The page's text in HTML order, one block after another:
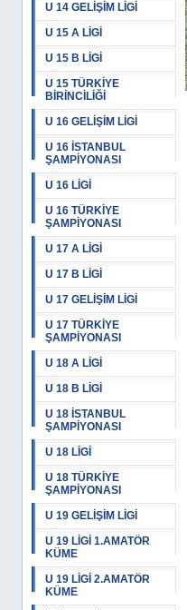
U 14 GELİŞİM LİGİ
U 15 A LİGİ
U 15 B LİGİ
U 15 TÜRKİYE
BİRİNCİLİĞİ
U 16 GELİŞİM LİGİ
U 16 İSTANBUL
ŞAMPİYONASI
U 16 LİGİ
U 16 TÜRKİYE
ŞAMPİYONASI
U 17 A LİGİ
U 17 B LİGİ
U 17 GELİŞİM LİGİ
U 17 TÜRKİYE
ŞAMPİYONASI
U 18 A LİGİ
U 18 B LİGİ
U 18 İSTANBUL
ŞAMPİYONASI
U 18 LİGİ
U 18 TÜRKİYE
ŞAMPİYONASI
U 19 GELİŞİM LİGİ
U 19 LİGİ 1.AMATÖR
KÜME
U 19 LİGİ 2.AMATÖR
KÜME